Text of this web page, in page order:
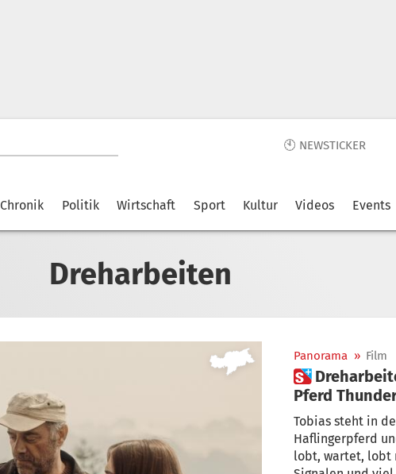
🕙 NEWSTICKER
Chronik Politik Wirtschaft Sport Kultur Videos Events
Dreharbeiten
Panorama » Film
 Dreharbeiten in Jenesien:
Pferd Thunder wird Brücke zu
Tobias steht in
Haflingerpferd
lobt, wartet, lobt